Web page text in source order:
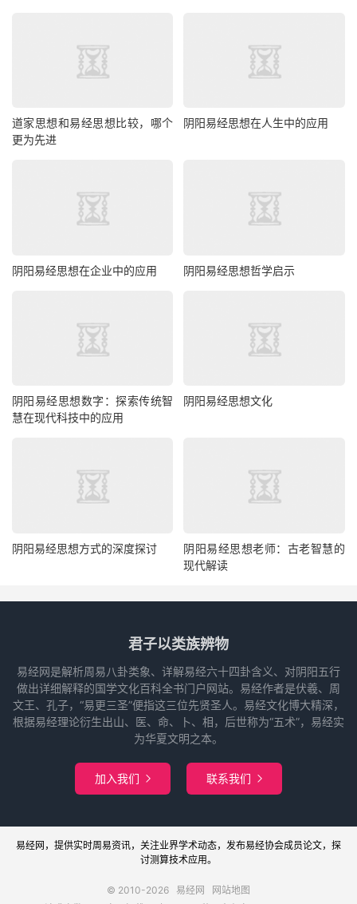
道家思想和易经思想比较，哪个
更为先进
阴阳易经思想在人生中的应用
阴阳易经思想在企业中的应用 阴阳易经思想哲学启示
阴阳易经思想数字：探索传统智
慧在现代科技中的应用
阴阳易经思想文化
阴阳易经思想方式的深度探讨
阴阳易经思想老师：古老智慧的
现代解读
君子以类族辨物
易经网是解析周易八卦类象、详解易经六十四卦含义、对阴阳五行
做出详细解释的国学文化百科全书门户网站。易经作者是伏羲、周
文王、孔子，“易更三圣”便指这三位先贤圣人。易经文化博大精深，
根据易经理论衍生出山、医、命、卜、相，后世称为“五术”，易经实
为华夏文明之本。
加入我们  联系我们 
易经网 ，提供实时周易资讯，关注业界学术动态，发布易经协会成员论文，探
讨测算技术应用。
© 2010-2026 易经网
网站地图